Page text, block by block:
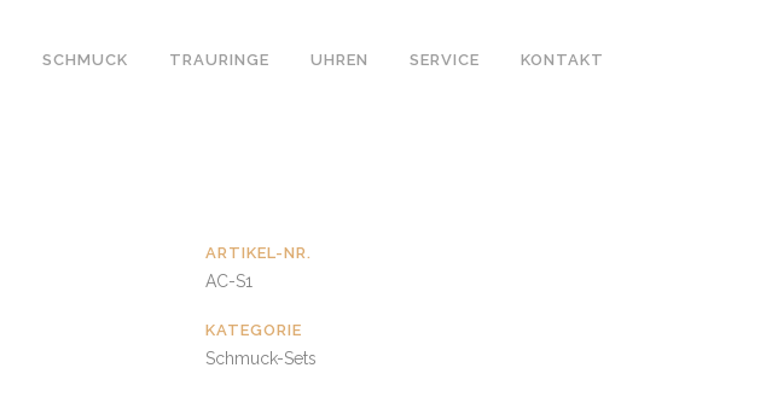
SCHMUCK TRAURINGE UHREN SERVICE KONTAKT
ARTIKEL-NR.
AC-S1
KATEGORIE
Schmuck-Sets